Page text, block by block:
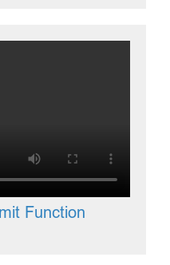
Function